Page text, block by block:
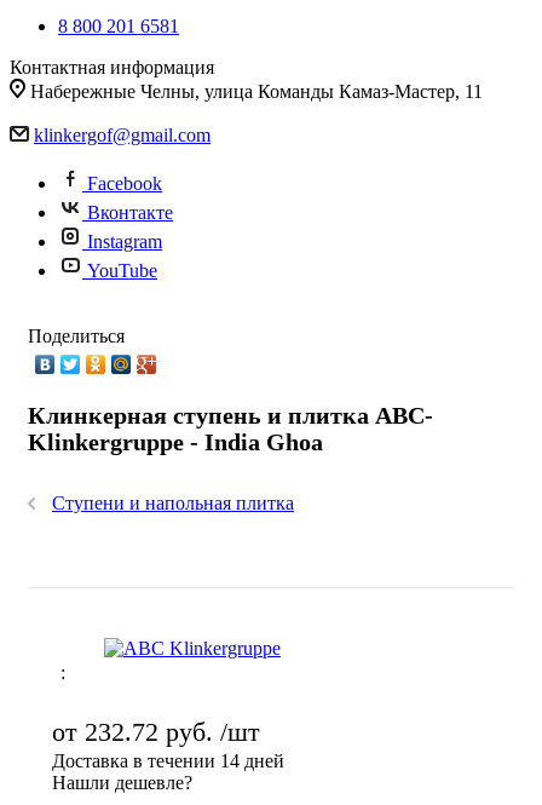
8 800 201 6581
Контактная информация
Набережные Челны, улица Команды Камаз-Мастер, 11
klinkergof@gmail.com
Facebook
Вконтакте
Instagram
YouTube
Поделиться
Клинкерная ступень и плитка ABC-
Klinkergruppe - India Ghoa
Ступени и напольная плитка
:
от 232.72 руб. /шт
Доставка в течении 14 дней
Нашли дешевле?